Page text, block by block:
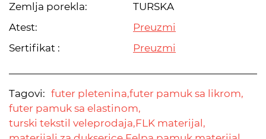
Zemlja porekla:
TURSKA
Atest:
Preuzmi
Sertifikat :
Preuzmi
Tagovi: futer pletenina,futer pamuk sa likrom,
futer pamuk sa elastinom,
turski tekstil veleprodaja,FLK materijal,